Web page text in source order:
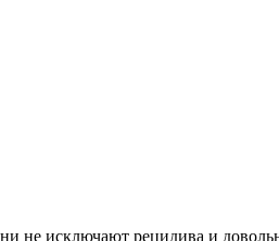
исключают рецидива и